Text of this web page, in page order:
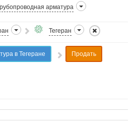
арматура
Тегеран
в Тегеране Продать